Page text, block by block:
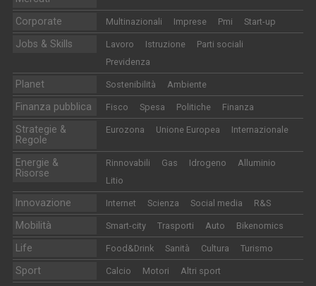
Corporate Multinazionali Imprese Pmi Start-up
Jobs & Skills Lavoro Istruzione
Parti sociali
Previdenza
Planet Sostenibilità Ambiente
Finanza pubblica Fisco Spesa Politiche Finanza
Strategie &
Regole
Eurozona Unione Europea Internazionale
Energie &
Risorse
Rinnovabili Gas Idrogeno
Alluminio
Litio
Innovazione Internet Scienza Social media R&S
Mobilità Smart-city Trasporti Auto Bikenomics
Life Food&Drink Sanità Cultura Turismo
Sport Calcio Motori Altri sport